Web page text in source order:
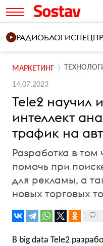
РАДИОБЛОГИ
МАРКЕТИНГ
14.07.2023
Tele2 научил
интеллект
трафик на
Разработка в том
помочь при
для рекламы, а
новых торговых
В big data Tele2